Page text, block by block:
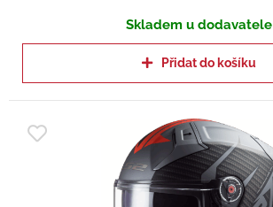
Skladem u dodavatele
Přidat do košíku